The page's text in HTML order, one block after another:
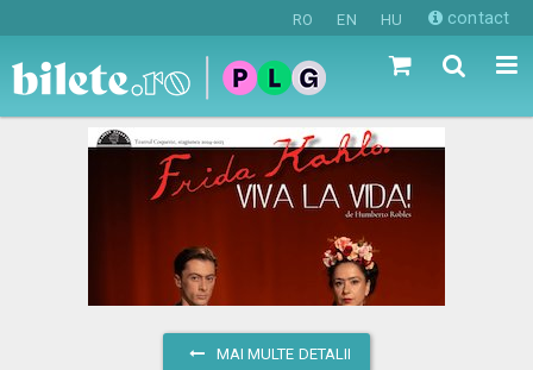
RO EN HU contact
MAI MULTE DETALII